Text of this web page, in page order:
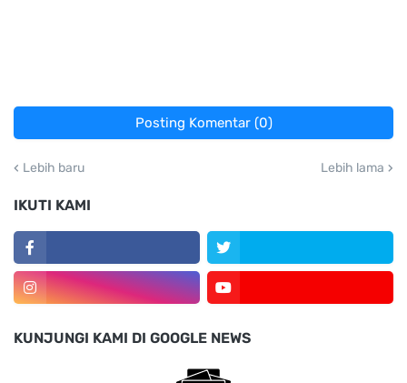
Posting Komentar (0)
Lebih baru Lebih lama
IKUTI KAMI
KUNJUNGI KAMI DI GOOGLE NEWS